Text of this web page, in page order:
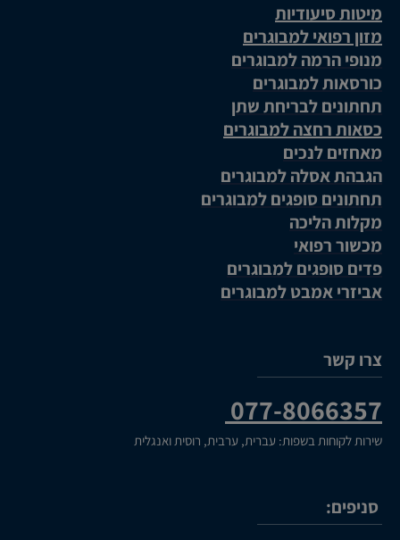
מיטות סיעודיות
מזון רפואי למבוגרים
מנופי הרמה למבוגרים
כורסאות למבוגרים
תחתונים לבריחת שתן
כסאות רחצה למבוגרים
מאחזים לנכים
הגבהת אסלה למבוגרים
תחתונים סופגים למבוגרים
מקלות הליכה
מכשור רפואי
פדים סופגים למבוגרים
אביזרי אמבט למבוגרים
צרו קשר
077-8066357
שירות לקוחות בשפות: עברית, ערבית, רוסית ואנגלית
סניפים: